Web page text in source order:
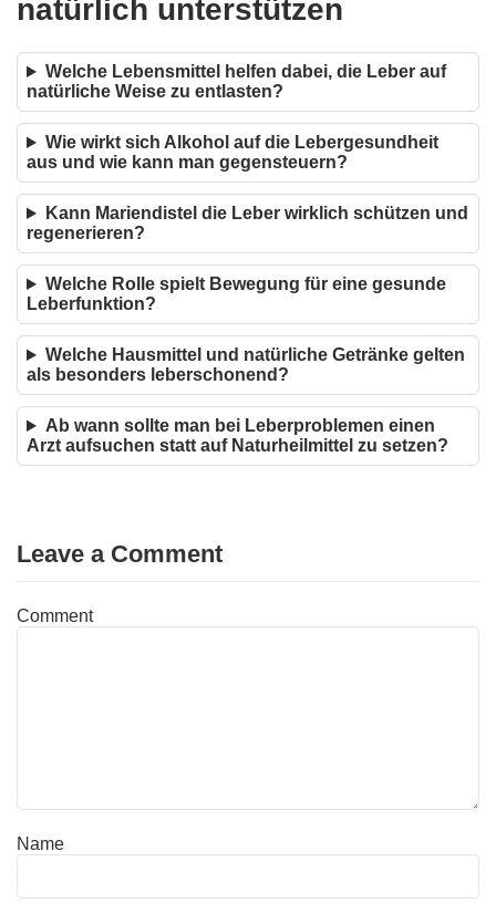
natürlich unterstützen
Welche Lebensmittel helfen dabei, die Leber auf
natürliche Weise zu entlasten?
Wie wirkt sich Alkohol auf die Lebergesundheit
aus und wie kann man gegensteuern?
Kann Mariendistel die Leber wirklich schützen und
regenerieren?
Welche Rolle spielt Bewegung für eine gesunde
Leberfunktion?
Welche Hausmittel und natürliche Getränke gelten
als besonders leberschonend?
Ab wann sollte man bei Leberproblemen einen
Arzt aufsuchen statt auf Naturheilmittel zu setzen?
Leave a Comment
Comment
Name